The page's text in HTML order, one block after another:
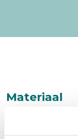
Materiaal
• Digitale hand-